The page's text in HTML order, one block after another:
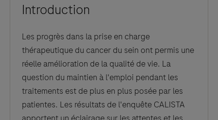
Introduction
Les progrès dans la prise en charge
thérapeutique du cancer du sein ont permis une
réelle amélioration de la qualité de vie. La
question du maintien à l'emploi pendant les
traitements est de plus en plus posée par les
patientes. Les résultats de l'enquête CALISTA